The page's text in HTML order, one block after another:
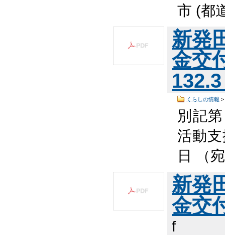
市 (都
新発
金交
くらしの情報 >
別記
活動
日 （
新発
金交
f